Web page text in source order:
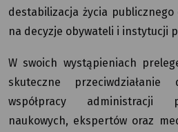
destabilizacja życia publicznego
na decyzje obywateli i instytucji
W swoich wystąpieniach
skuteczne przeciwdziałanie
współpracy administracji
naukowych, ekspertów oraz